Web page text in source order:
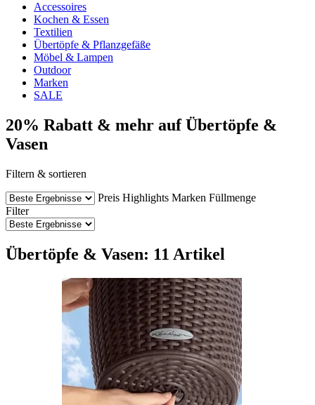
Accessoires
Kochen & Essen
Textilien
Übertöpfe & Pflanzgefäße
Möbel & Lampen
Outdoor
Marken
SALE
20% Rabatt & mehr auf Übertöpfe &
Vasen
Filtern & sortieren
Preis Highlights Marken Füllmenge
Filter
Übertöpfe & Vasen: 11 Artikel